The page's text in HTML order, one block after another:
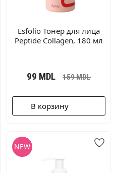
Esfolio Тонер для лица
Peptide Collagen, 180 мл
99 MDL 159MDL
В корзину